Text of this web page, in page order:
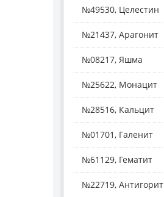
№49530, Целестин
№21437, Арагонит
№08217, Яшма
№25622, Монацит
№28516, Кальцит
№01701, Галенит
№61129, Гематит
№22719, Антигорит